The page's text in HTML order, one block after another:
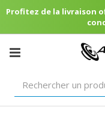
Profitez de la livraison